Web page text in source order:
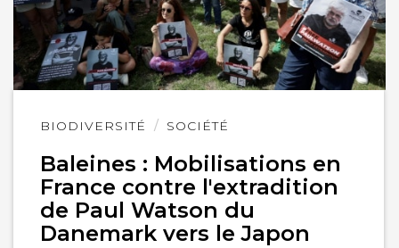
BIODIVERSITÉ SOCIÉTÉ
Baleines : Mobilisations en
France contre l'extradition
de Paul Watson du
Danemark vers le Japon
Lire